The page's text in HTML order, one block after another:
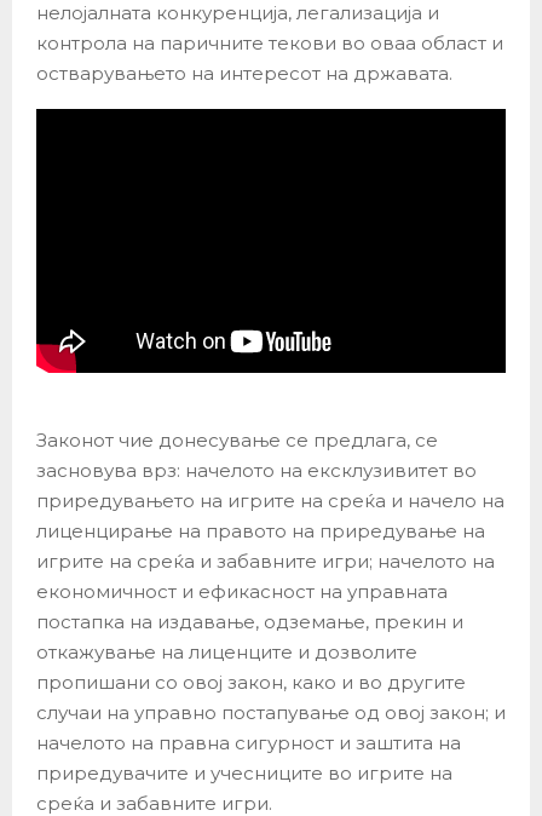
нелојалната конкуренција, легализација и
контрола на паричните текови во оваа област и
остварувањето на интересот на државата.
Законот чие донесување се предлага, се
засновува врз: начелото на ексклузивитет во
приредувањето на игрите на среќа и начело на
лиценцирање на правото на приредување на
игрите на среќа и забавните игри; начелото на
економичност и ефикасност на управната
постапка на издавање, одземање, прекин и
откажување на лиценците и дозволите
пропишани со овој закон, како и во другите
случаи на управно постапување од овој закон; и
начелото на правна сигурност и заштита на
приредувачите и учесниците во игрите на
среќа и забавните игри.